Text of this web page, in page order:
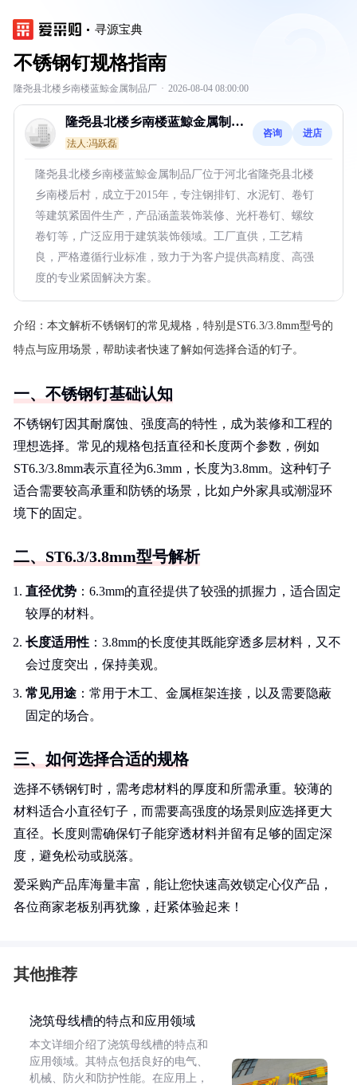
寻源宝典
不锈钢钉规格指南
隆尧县北楼乡南楼蓝鯨金属制品厂 · 2026-08-04 08:00:00
隆尧县北楼乡南楼蓝鯨金属制品
厂
法人:冯跃磊
咨询 进店
隆尧县北楼乡南楼蓝鯨金属制品厂位于河北省隆尧县北楼
乡南楼后村，成立于2015年，专注钢排钉、水泥钉、卷钉
等建筑紧固件生产，产品涵盖装饰装修、光杆卷钉、螺纹
卷钉等，广泛应用于建筑装饰领域。工厂直供，工艺精
良，严格遵循行业标准，致力于为客户提供高精度、高强
度的专业紧固解决方案。
介绍： 本文解析不锈钢钉的常见规格，特别是ST6.3/3.8mm型号的
特点与应用场景，帮助读者快速了解如何选择合适的钉子。
一、不锈钢钉基础认知
不锈钢钉因其耐腐蚀、强度高的特性，成为装修和工程的
理想选择。常见的规格包括直径和长度两个参数，例如
ST6.3/3.8mm表示直径为6.3mm，长度为3.8mm。这种钉子
适合需要较高承重和防锈的场景，比如户外家具或潮湿环
境下的固定。
二、ST6.3/3.8mm型号解析
直径优势 ：6.3mm的直径提供了较强的抓握力，适合固定
较厚的材料。
长度适用性 ：3.8mm的长度使其既能穿透多层材料，又不
会过度突出，保持美观。
常见用途 ：常用于木工、金属框架连接，以及需要隐蔽
固定的场合。
三、如何选择合适的规格
选择不锈钢钉时，需考虑材料的厚度和所需承重。较薄的
材料适合小直径钉子，而需要高强度的场景则应选择更大
直径。长度则需确保钉子能穿透材料并留有足够的固定深
度，避免松动或脱落。
爱采购产品库海量丰富，能让您快速高效锁定心仪产品，
各位商家老板别再犹豫，赶紧体验起来！
其他推荐
浇筑母线槽的特点和应用领域
本文详细介绍了浇筑母线槽的特点和
应用领域。其特点包括良好的电气、
机械、防火和防护性能。在应用上，